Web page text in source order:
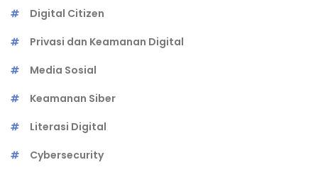
Digital Citizen
Privasi dan Keamanan Digital
Media Sosial
Keamanan Siber
Literasi Digital
Cybersecurity